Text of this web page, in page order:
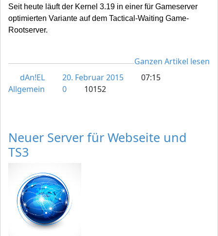
Seit heute läuft der Kernel 3.19 in einer für Gameserver
optimierten Variante auf dem Tactical-Waiting Game-
Rootserver.
Ganzen Artikel lesen
dAn!EL
20. Februar 2015
07:15
Allgemein
0 10152
Neuer Server für Webseite und
TS3